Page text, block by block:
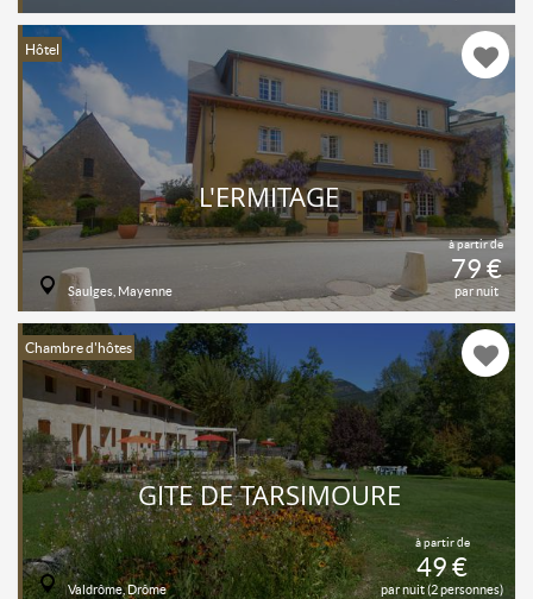
Hôtel
à partir de
79 €
par nuit
L'ERMITAGE
Saulges, Mayenne
Chambre d'hôtes
à partir de
49 €
par nuit (2 personnes)
GITE DE TARSIMOURE
Valdrôme, Drôme